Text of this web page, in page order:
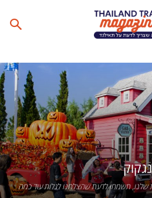
תשמחו לדעת שהצלחנו לגלות עוד כמה